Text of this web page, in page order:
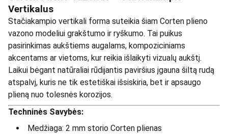
Vertikalus
Stačiakampio vertikali forma suteikia šiam Corten plieno
vazono modeliui grakštumo ir ryškumo. Tai puikus
pasirinkimas aukštiems augalams, kompoziciniams
akcentams ar vietoms, kur reikia išlaikyti vizualų aukštį.
Laikui bėgant natūraliai rūdijantis paviršius įgauna šiltą rudą
atspalvį, kuris ne tik estetiškai išsiskiria, bet ir apsaugo
plieną nuo tolesnės korozijos.
Techninės Savybės:
Medžiaga: 2 mm storio Corten plienas